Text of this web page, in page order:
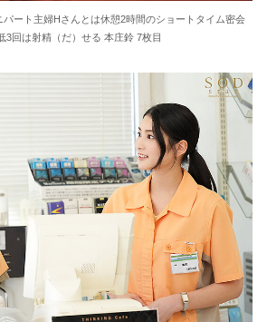
ート主婦Hさんとは休憩2時間のショートタイム密会
3回は射精（だ）せる 本庄鈴 7枚目